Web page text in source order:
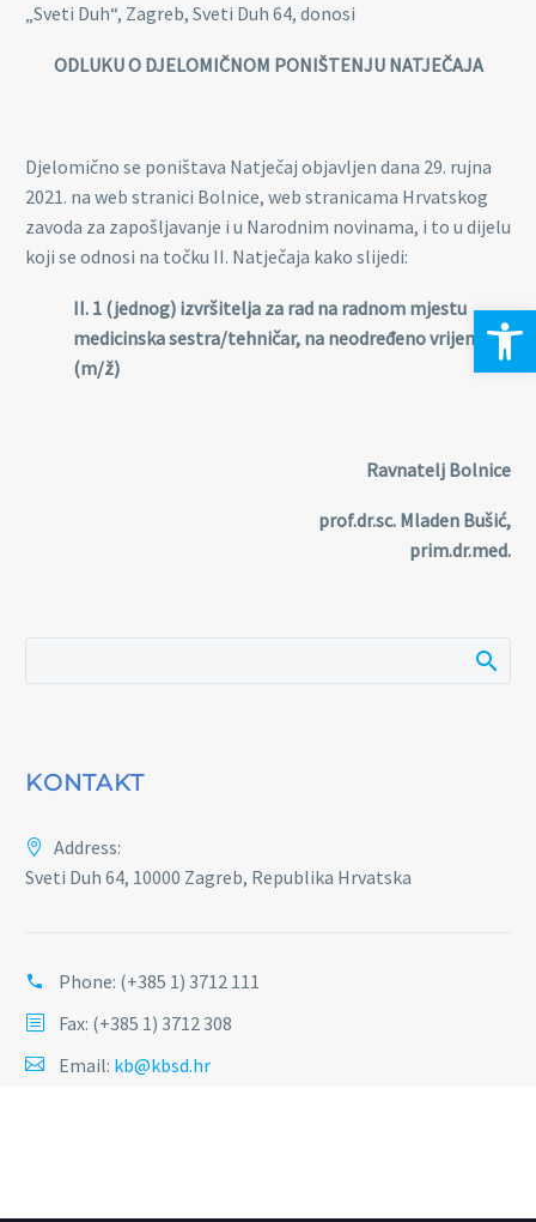
„Sveti Duh“, Zagreb, Sveti Duh 64, donosi
ODLUKU O DJELOMIČNOM PONIŠTENJU NATJEČAJA
Djelomično se poništava Natječaj objavljen dana 29. rujna
2021. na web stranici Bolnice, web stranicama Hrvatskog
zavoda za zapošljavanje i u Narodnim novinama, i to u dijelu
koji se odnosi na točku II. Natječaja kako slijedi:
II. 1 (jednog) izvršitelja za rad na radnom mjestu
medicinska sestra/tehničar, na neodređeno vrijeme
(m/ž)
Ravnatelj Bolnice
prof.dr.sc. Mladen Bušić,
prim.dr.med.
KONTAKT
Address:
Sveti Duh 64, 10000 Zagreb, Republika Hrvatska
Phone: (+385 1) 3712 111
Fax: (+385 1) 3712 308
Email: kb@kbsd.hr